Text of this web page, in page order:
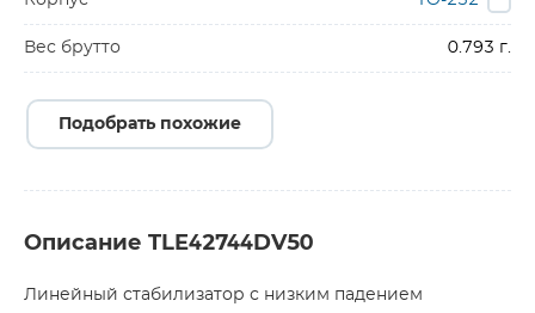
Вес брутто 0.793 г.
Подобрать похожие
Описание TLE42744DV50
Линейный стабилизатор с низким падением